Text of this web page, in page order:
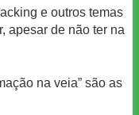
e outros temas
apesar de não ter na
na veia” são as